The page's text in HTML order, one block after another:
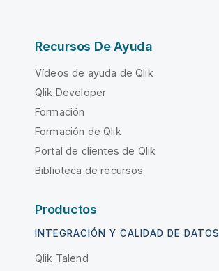
Recursos De Ayuda
Vídeos de ayuda de Qlik
Qlik Developer
Formación
Formación de Qlik
Portal de clientes de Qlik
Biblioteca de recursos
Productos
INTEGRACIÓN Y CALIDAD DE DATOS
Qlik Talend